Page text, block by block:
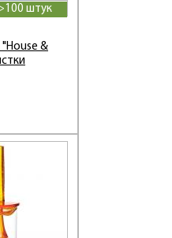
штук
&